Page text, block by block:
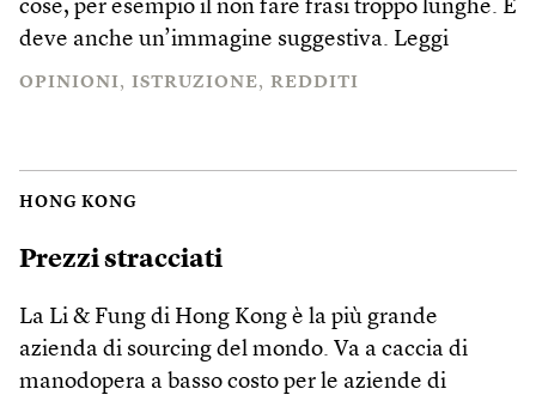
cose, per esempio il non fare frasi troppo lunghe. E
deve anche un’immagine suggestiva. Leggi
OPINIONI ISTRUZIONE REDDITI
HONG KONG
Prezzi stracciati
La Li & Fung di Hong Kong è la più grande
azienda di sourcing del mondo. Va a caccia di
manodopera a basso costo per le aziende di